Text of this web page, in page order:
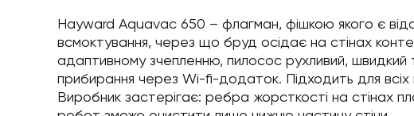
Hayward Aquavac 650 – флагман, фішкою якого є
всмоктування, через що бруд осідає на стінах
адаптивному зчепленню, пилосос рухливий,
прибирання через Wi-fi-додаток. Підходить для всіх
Виробник застерігає: ребра жорсткості на стінах